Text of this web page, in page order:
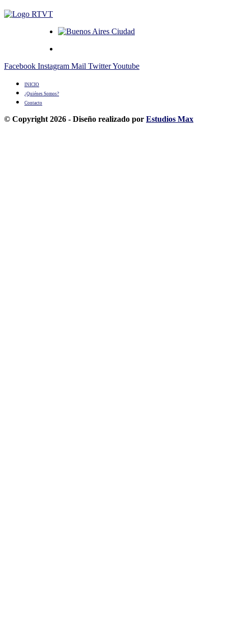
Facebook Instagram Mail TwitterYoutube
INICIO
¿Quiénes Somos?
Contacto
© Copyright 2026 - Diseño realizado por Estudios Max